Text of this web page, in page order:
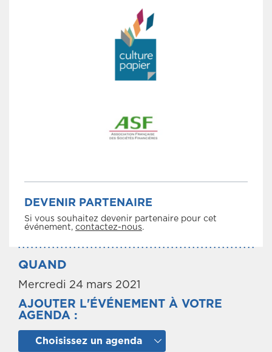
DEVENIR PARTENAIRE
Si vous souhaitez devenir partenaire pour cet
événement, contactez-nous.
QUAND
Mercredi 24 mars 2021
AJOUTER L'ÉVÉNEMENT À VOTRE
AGENDA :
Choisissez un agenda